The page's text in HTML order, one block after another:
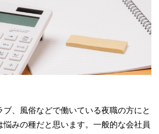
ブ、風俗などで働いている夜職の方にと
悩みの種だと思います。一般的な会社員